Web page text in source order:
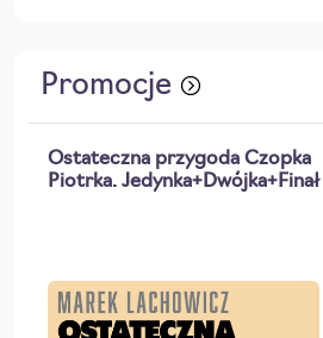
Promocje
Ostateczna przygoda Czopka
Piotrka. Jedynka+Dwójka+Finał